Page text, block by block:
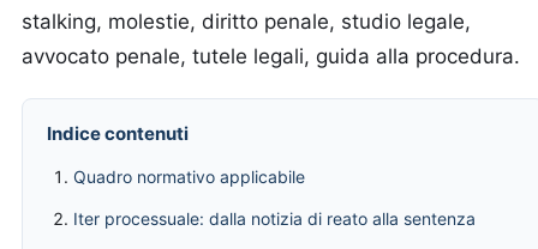
stalking, molestie, diritto penale, studio legale,
avvocato penale, tutele legali, guida alla procedura.
Indice contenuti
Quadro normativo applicabile
Iter processuale: dalla notizia di reato alla sentenza